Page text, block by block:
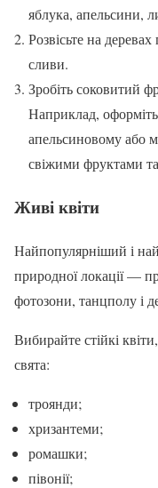
яблука, апельсини,
Розвісьте на
сливи.
Зробіть соковитий
Наприклад,
апельсиновому або
свіжими фруктами
Живі квіти
Найпопулярніший і
природної локації —
фотозони, танцполу і
Вибирайте стійкі
свята:
троянди;
хризантеми;
ромашки;
півонії;